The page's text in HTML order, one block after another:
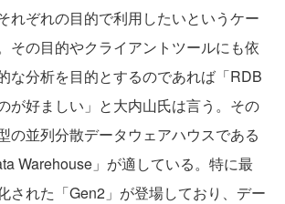
れぞれの目的で利用したいというケー
その目的やクライアントツールにも依
な分析を目的とするのであれば「RDB
が好ましい」と大内山氏は言う。その
の並列分散データウェアハウスである
Warehouse」が適している。特に最
された「Gen2」が登場しており、デー